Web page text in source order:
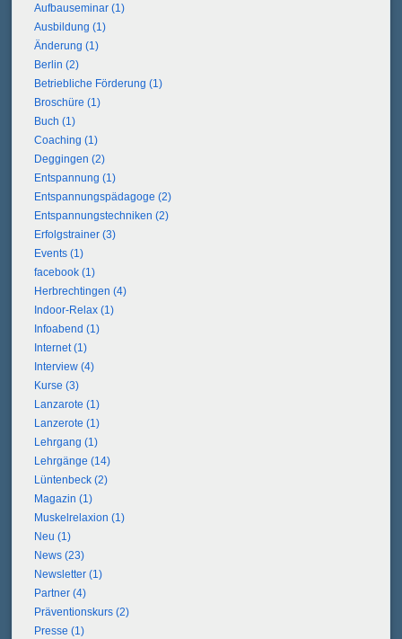
Aufbauseminar (1)
Ausbildung (1)
Änderung (1)
Berlin (2)
Betriebliche Förderung (1)
Broschüre (1)
Buch (1)
Coaching (1)
Deggingen (2)
Entspannung (1)
Entspannungspädagoge (2)
Entspannungstechniken (2)
Erfolgstrainer (3)
Events (1)
facebook (1)
Herbrechtingen (4)
Indoor-Relax (1)
Infoabend (1)
Internet (1)
Interview (4)
Kurse (3)
Lanzarote (1)
Lanzerote (1)
Lehrgang (1)
Lehrgänge (14)
Lüntenbeck (2)
Magazin (1)
Muskelrelaxion (1)
Neu (1)
News (23)
Newsletter (1)
Partner (4)
Präventionskurs (2)
Presse (1)